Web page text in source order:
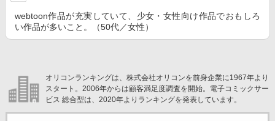
webtoon作品が充実していて、少女・女性向け作品でおもしろ
い作品が多いこと。（50代／女性）
オリコンランキングは、株式会社オリコンを前身企業に1967年より
スタート。2006年からは顧客満足度調査を開始。電子コミックサー
ビス 総合型は、2020年よりランキングを発表しています。